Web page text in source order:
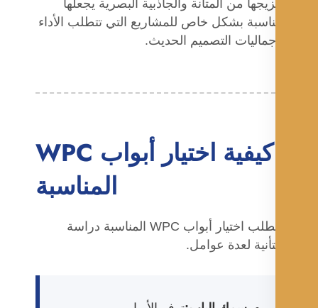
من المتانة والجاذبية البصرية يجعلها
بشكل خاص للمشاريع التي تتطلب الأداء
التصميم الحديث.
كيفية اختيار أبواب WPC
المناسبة
يتطلب اختيار أبواب WPC المناسبة دراسة
لعدة عوامل.